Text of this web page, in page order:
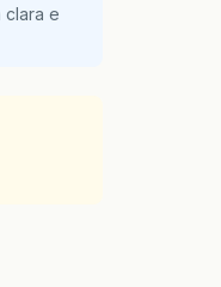
clara e